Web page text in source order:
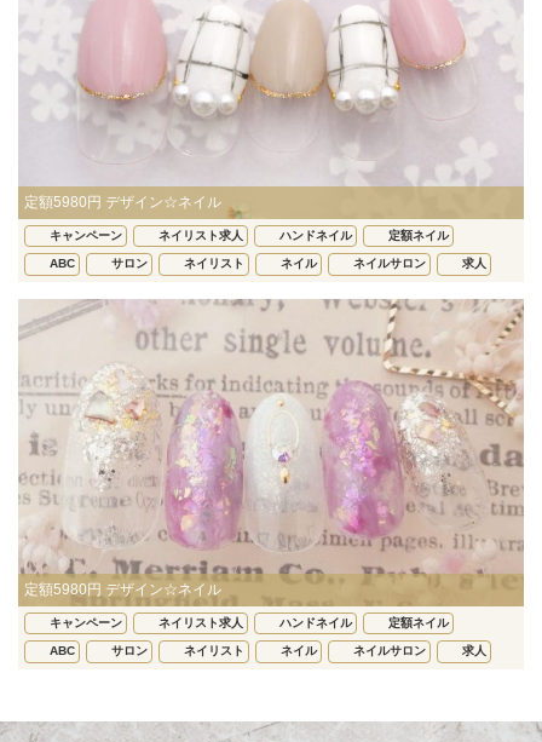
定額5980円 デザイン☆ネイル
キャンペーン ネイリスト求人 ハンドネイル 定額ネイル
ABC サロン ネイリスト ネイル ネイルサロン 求人
定額5980円 デザイン☆ネイル
キャンペーン ネイリスト求人 ハンドネイル 定額ネイル
ABC サロン ネイリスト ネイル ネイルサロン 求人